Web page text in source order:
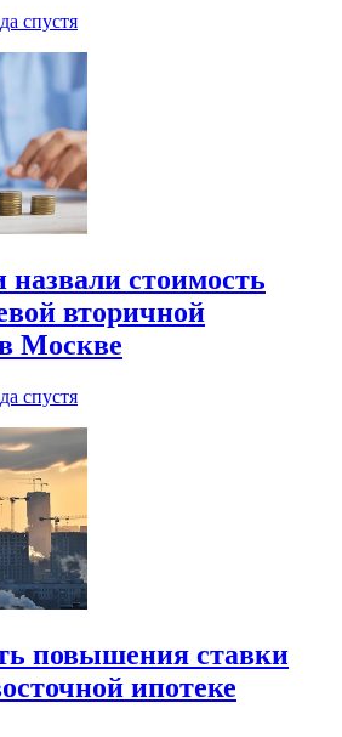
спустя
стоимость
вторичной
Москве
спустя
повышения ставки
ипотеке